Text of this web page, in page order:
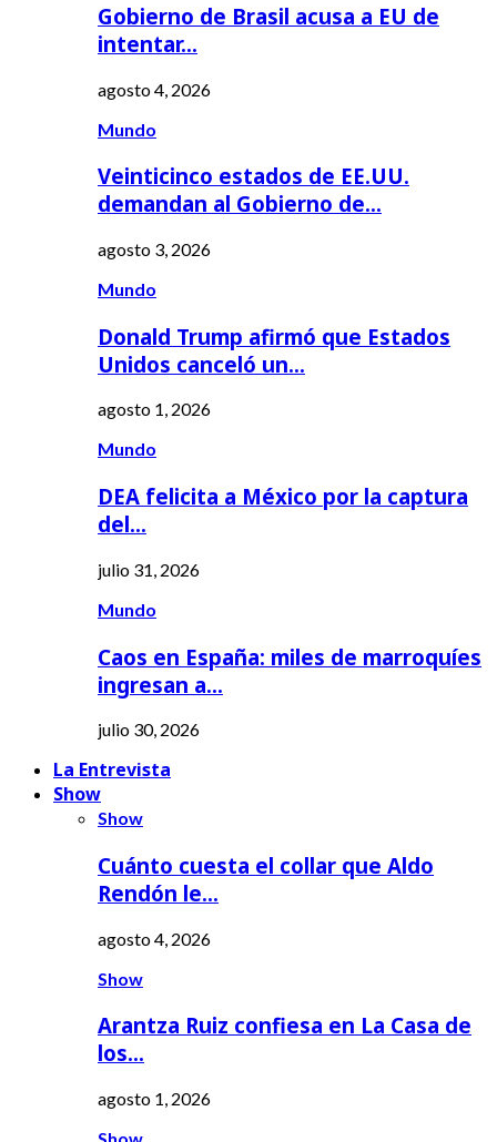
Gobierno de Brasil acusa a EU de
intentar…
agosto 4, 2026
Mundo
Veinticinco estados de EE.UU.
demandan al Gobierno de…
agosto 3, 2026
Mundo
Donald Trump afirmó que Estados
Unidos canceló un…
agosto 1, 2026
Mundo
DEA felicita a México por la captura
del…
julio 31, 2026
Mundo
Caos en España: miles de marroquíes
ingresan a…
julio 30, 2026
La Entrevista
Show
Show
Cuánto cuesta el collar que Aldo
Rendón le…
agosto 4, 2026
Show
Arantza Ruiz confiesa en La Casa de
los…
agosto 1, 2026